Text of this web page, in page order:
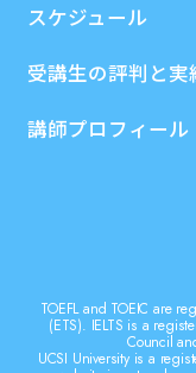
スケジュール
受講生の評判と実
講師プロフィール
TOEFL and TOEIC are
(ETS). IELTS is a
Council
UCSI University is a